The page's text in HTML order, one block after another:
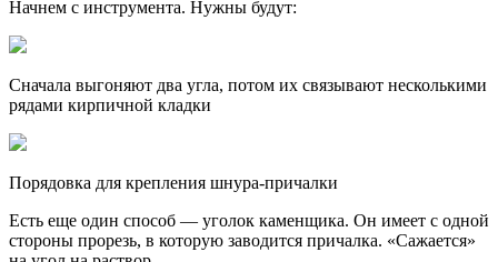
Начнем с инструмента. Нужны будут:
Сначала выгоняют два угла, потом их связывают несколькими
рядами кирпичной кладки
Порядовка для крепления шнура-причалки
Есть еще один способ — уголок каменщика. Он имеет с одной
стороны прорезь, в которую заводится причалка. «Сажается»